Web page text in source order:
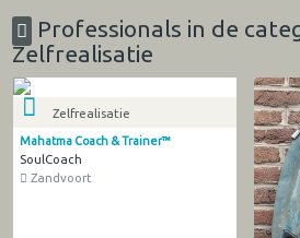
Professionals in de
Zelfrealisatie
Zelfrealisatie
Mahatma Coach & Trainer™
SoulCoach
Zandvoort